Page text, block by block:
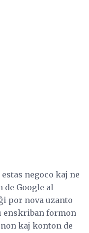
estas negoco kaj ne
Google al
por nova uzanto
enskriban formon
kaj konton de